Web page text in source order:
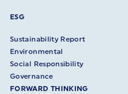
ESG
Sustainability Report
Environmental
Social Responsibility
Governance
FORWARD THINKING